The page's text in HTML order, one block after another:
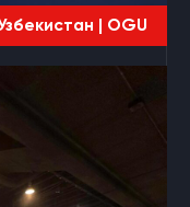
| OGU